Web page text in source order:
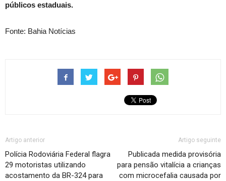
públicos estaduais.
Fonte: Bahia Notícias
Artigo anterior
Polícia Rodoviária Federal flagra
29 motoristas utilizando
acostamento da BR-324 para
Artigo seguinte
Publicada medida provisória
para pensão vitalícia a crianças
com microcefalia causada por